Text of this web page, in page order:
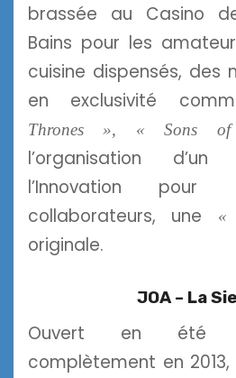
brassée au Casino
Bains pour les
cuisine dispensés, des
en exclusivité
Thrones »,
« Sons of
l’organisation
l’Innovation
collaborateurs, une
«
originale.
JOA – La
Ouvert en été
complètement en 2013,